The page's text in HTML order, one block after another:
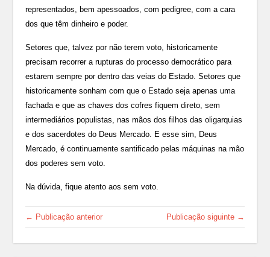
representados, bem apessoados, com pedigree, com a cara
dos que têm dinheiro e poder.
Setores que, talvez por não terem voto, historicamente
precisam recorrer a rupturas do processo democrático para
estarem sempre por dentro das veias do Estado. Setores que
historicamente sonham com que o Estado seja apenas uma
fachada e que as chaves dos cofres fiquem direto, sem
intermediários populistas, nas mãos dos filhos das oligarquias
e dos sacerdotes do Deus Mercado. E esse sim, Deus
Mercado, é continuamente santificado pelas máquinas na mão
dos poderes sem voto.
Na dúvida, fique atento aos sem voto.
← Publicação anterior Publicação siguinte →